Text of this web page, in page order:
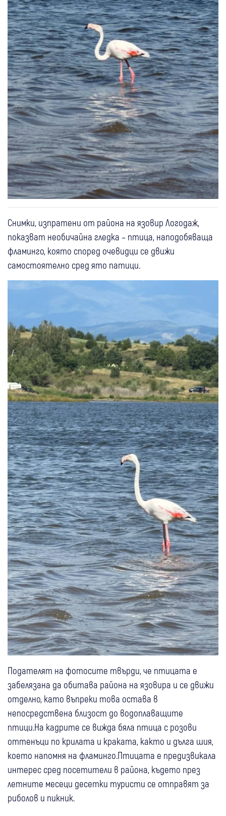
Снимки, изпратени от района на язовир Логодаж,
показват необичайна гледка – птица, наподобяваща
фламинго, която според очевидци се движи
самостоятелно сред ято патици.
Подателят на фотосите твърди, че птицата е
забелязана да обитава района на язовира и се движи
отделно, като въпреки това остава в
непосредствена близост до водоплаващите
птици.На кадрите се вижда бяла птица с розови
оттенъци по крилата и краката, както и дълга шия,
което напомня на фламинго.Птицата е предизвикала
интерес сред посетители в района, където през
летните месеци десетки туристи се отправят за
риболов и пикник.